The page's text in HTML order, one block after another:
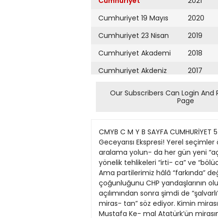
Cumhuriyet 19 Mayıs
Cumhuriyet 23 Nisan
Cumhuriyet Akademi
Cumhuriyet Akdeniz
Cumhuriyet Alışveriş
Cumhuriyet Ankara
Cumhuriyet Büyük
Taaruz
Cumhuriyet
Cumartesi
Cumhuriyet Çevre
2020
2019
2018
2017
2016
2015
2013
2012
2011
2010
2009
Our Subscribers Can Login And
Page
CMYB C M Y B SAYFA CUMHURİYET 5 ARALIK 2008 CUMA 8 DIŞ HABERLER dishab@cumhuriyet.com.tr KAVŞAK ÖZGEN ACAR İmralı’da Geceyarısı Ekspresi! Yerel seçimler öncesinde, par- tilerin Aziz Nesin’in “Büyük- lere Masallar” kitabında anlattığı gi- bi “Doğu Kapısını” aralama yolun- da her gün yeni “açılım”lar gaze- te başlıklarına taşınıyor. Bu gaze- tenin somut biçimde Türkiye Cum- huriyeti’ne yönelik tehlikeleri “irti- ca” ve “bölücülük” konularında “Farkında mısınız?” başlıkları ile vurguladığını Mısır’daki sağır sul- tan bile duydu. Ama partilerimiz hâlâ “farkında” değiller! 22 Temmuz seçiminden önce, Türk bayrakları ile alanları dolduran yüz binlerce insanın çoğunluğunu CHP yandaşlarının oluşturduğu bir gerçek değil mi? Bu gerçeği unu- tan CHP Genel Başkanı Deniz Baykal “kara çarşaf” açılımından sonra şimdi de “şalvarlı” Âşık Veysel’in Atatürk zamanında An- kara’ya sokulmadığını AKP ağzı ile söyledikten sonra “reddi miras- tan” söz ediyor. Kimin mirasını reddediyor? Türkiye Cumhuriyeti’ni, bugün başkanı olduğu Cumhuriyet Halk Partisi’ni kuran Mustafa Ke- mal Atatürk’ün mirasını… Sanki “kara çarşaf” ile “şalvar” aynı nite- likte siyasal simgeymişçesine… Baykal’ın bu sözlerinin, adı “yol- suzluk” ve “uyuşturucu kaçakçılığı- na” karıştığı için AKP’nin 2 numarası Mersin Milletvekili Dengir Mir Mehmet Fırat’ın Nev York Times gazetesine ver- diği demecindeki “Atatürk devrimleri travma (sarsıntı) yaratmıştır” sözlerinden ne farkı var? AKP, başta Diyarbakır olmak üzere, Kürt nüfusun çoğunlukta olduğu Doğu belediyelerini ele geçirmek için “bölücülük” düzlemin- de “açılımlar” peşinde! Adalet Bakanlığı, 30 bin ki- şinin katili Abdullah Öca- lan’ın “yalnızlık çekmeme- si için” İmralı Adası’na baş- ka mahkûmlar gönderme- ye hazırlanıyor. Böylece yöre seçmenine “idamdan kurtulan” PKK’nin elebaşı- nı sevindirip yöre seç- menlerini AKP’ye çekme hedefleniyor. Öcalan’ın İmralı’daki ya- şamı, DTP öncülüğünde “kötü muamele” savı ile Avrupa İnsan Hakları Mahkemesi’ne (AİHM) ta- şınmıştı. AİHM, 2005’te “Türk makamlarının Öca- lan’ın hapis cezası için olağanüstü güvenlik ön- lemlerinin anlaşılırlığına” karar vermişti. Kararda, mahkûmun avukatları ve ailesi ile görüştüğü için “bir yalıtım ve hücre hap- sinden söz edilemeyeceği” de vurgulanmıştı. Şimdi DTP’nin uluslar- arası yargıda beceremedi- ğini, yerel seçimler önce- sinde, Kürt seçmenlerin oyları uğrunda, AKP iç hu- kuku zorlayarak gerçek- leştirmeye çalışıyor. Başka ülkelerden bazı örnekler verelim: 11 Eylül hücrede! ABD’yi sarsan 11 Eylül 2001 olayı ile bağlantısından dolayı Virginya Eyalet Mah- kemesi, Fas kökenli Fransız vatandaşı Zekeriya Musa- vi’yi “idam” yerine “af yolu tıkalı yaşam boyu hapis ce- zasına”